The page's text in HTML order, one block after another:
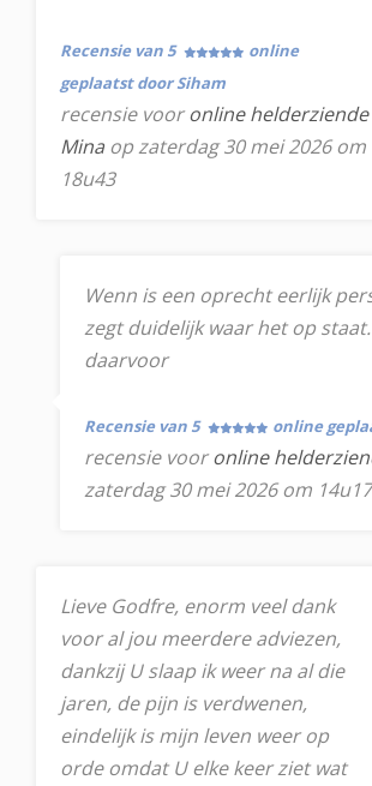
Recensie van 5
online
geplaatst door Siham
recensie vooronline helderziende
Mina op zaterdag 30 mei 2026 om
18u43
Wenn is een oprecht eerlijk
zegt duidelijk waar het op
daarvoor
Recensie van 5 online
recensie vooronline
zaterdag 30 mei 2026 om 14u17
Lieve Godfre, enorm veel dank
voor al jou meerdere adviezen,
dankzij U slaap ik weer na al die
jaren, de pijn is verdwenen,
eindelijk is mijn leven weer op
orde omdat U elke keer ziet wat